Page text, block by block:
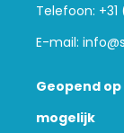
Telefoon:
E-mail:
Geopend
mogelijk